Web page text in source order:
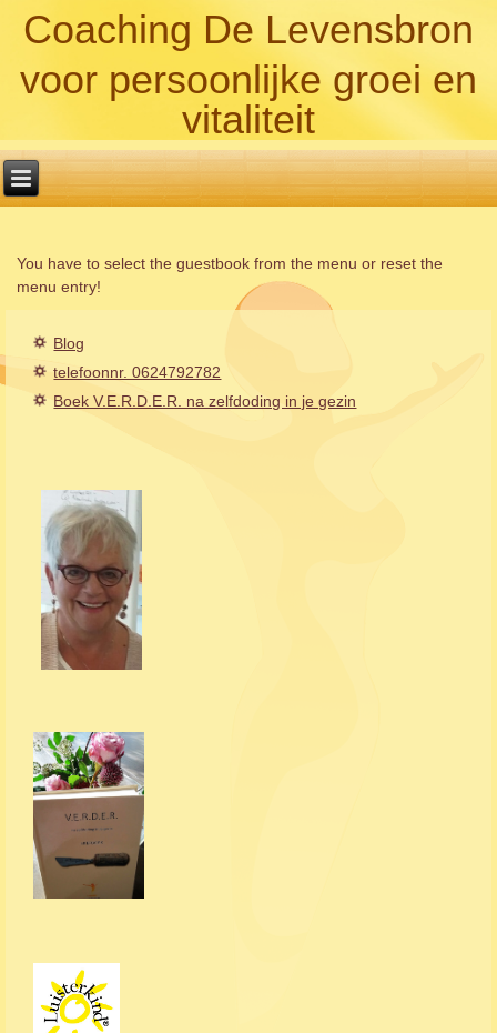
Coaching De Levensbron
voor persoonlijke groei en
vitaliteit
You have to select the guestbook from the menu or reset the
menu entry!
Blog
telefoonnr. 0624792782
Boek V.E.R.D.E.R. na zelfdoding in je gezin